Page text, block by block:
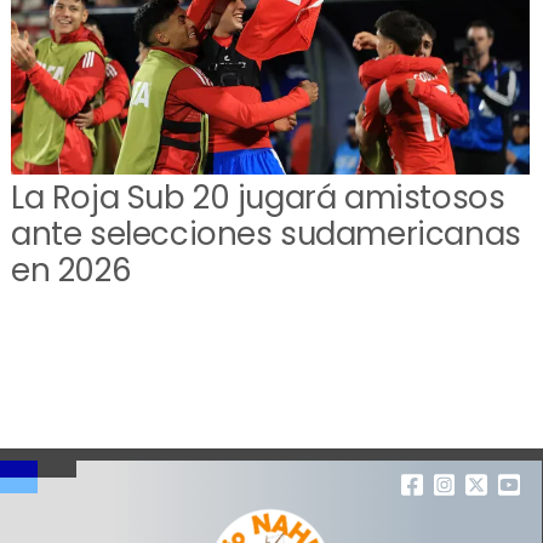
La Roja Sub 20 jugará amistosos
ante selecciones sudamericanas
en 2026